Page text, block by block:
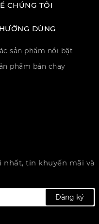
CHÚNG TÔI
DÙNG
sản phẩm nổi bật
phẩm bán chạy
tin khuyến mãi và
Đăng ký